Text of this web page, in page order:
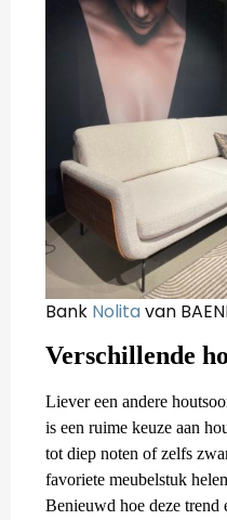
Bank Nolita van
Verschillende
Liever een andere
is een ruime keuze aan
tot diep noten of zelfs
favoriete meubelstuk
Benieuwd hoe deze trend